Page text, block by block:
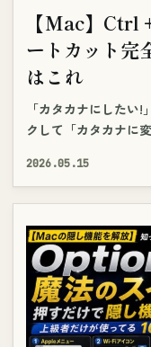
【Mac】Ctrl
ートカット完
はこれ
「カタカナにしたい
クして「カタカナに
2026.05.15